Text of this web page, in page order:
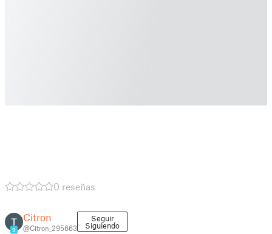
0 reseñas
9
Citron
@Citron_295663
Seguir
Siguiendo